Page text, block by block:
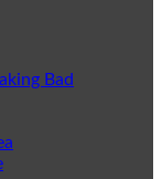
Bad